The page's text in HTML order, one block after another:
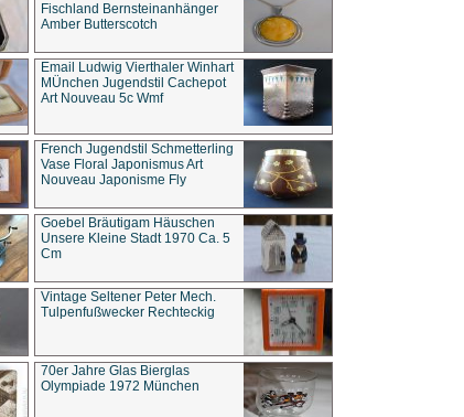
Fischland Bernsteinanhänger
Amber Butterscotch
Email Ludwig Vierthaler Winhart
MÜnchen Jugendstil Cachepot
Art Nouveau 5c Wmf
French Jugendstil Schmetterling
Vase Floral Japonismus Art
Nouveau Japonisme Fly
Goebel Bräutigam Häuschen
Unsere Kleine Stadt 1970 Ca. 5
Cm
Vintage Seltener Peter Mech.
Tulpenfußwecker Rechteckig
70er Jahre Glas Bierglas
Olympiade 1972 München